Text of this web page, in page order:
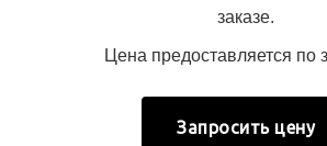
заказе.
Цена предоставляется по
Запросить цену